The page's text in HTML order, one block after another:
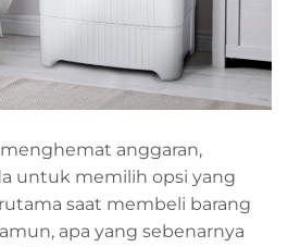
anggaran,
untuk memilih opsi yang
saat membeli barang
apa yang sebenarnya